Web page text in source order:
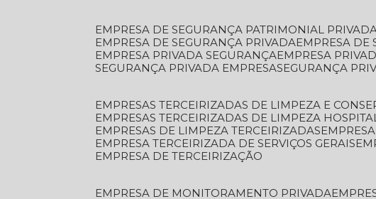
EMPRESA DE SEGURANÇA PATRIMONIAL
EMPRESA DE SEGURANÇA PRIVADA
EMPRESA
EMPRESA PRIVADA SEGURANÇA
EMPRESA
SEGURANÇA PRIVADA EMPRESA SEGURANÇA
EMPRESAS TERCEIRIZADAS DE LIMPEZA E
EMPRESAS TERCEIRIZADAS DE LIMPEZA
EMPRESAS DE LIMPEZA TERCEIRIZADAS
EMPRESA TERCEIRIZADA DE SERVIÇOS GERAIS
EMPRESA DE TERCEIRIZAÇÃO
EMPRESA DE MONITORAMENTO PRIVADA